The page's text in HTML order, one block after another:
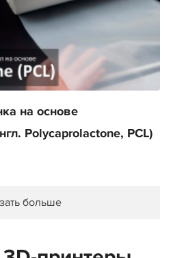
на основе
Polycaprolactone, PCL)
больше